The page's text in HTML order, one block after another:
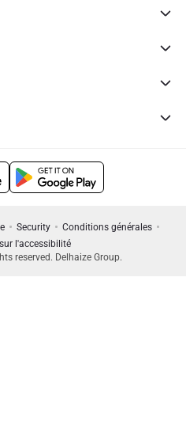
Security
Conditions générales
l'accessibilité
reserved. Delhaize Group.